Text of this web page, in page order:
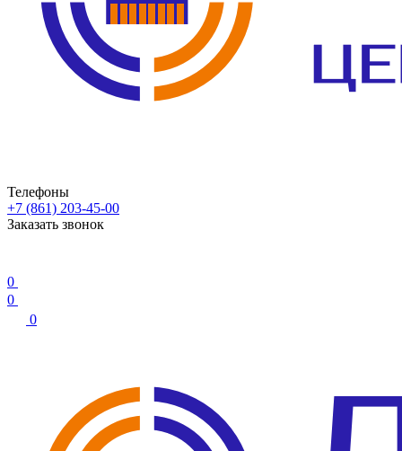
Телефоны
+7 (861) 203-45-00
Заказать звонок
0
0
0